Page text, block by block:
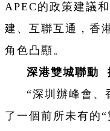
APEC的政策建議
建、互聯互通，香
角色凸顯。
深港雙城聯動
“深圳辦峰會、
了一個前所未有的